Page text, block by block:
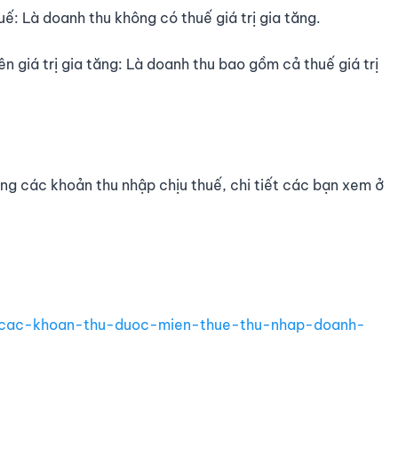
Là doanh thu không có thuế giá trị gia tăng.
giá trị gia tăng: Là doanh thu bao gồm cả thuế giá trị
các khoản thu nhập chịu thuế, chi tiết các bạn xem ở
khoan-thu-duoc-mien-thue-thu-nhap-doanh-